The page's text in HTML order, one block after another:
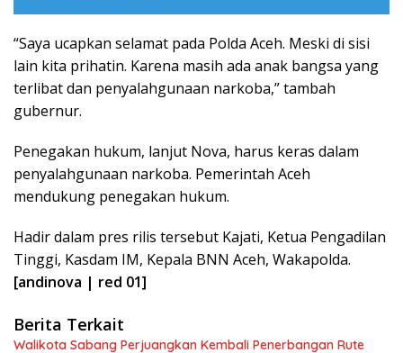
“Saya ucapkan selamat pada Polda Aceh. Meski di sisi
lain kita prihatin. Karena masih ada anak bangsa yang
terlibat dan penyalahgunaan narkoba,” tambah
gubernur.
Penegakan hukum, lanjut Nova, harus keras dalam
penyalahgunaan narkoba. Pemerintah Aceh
mendukung penegakan hukum.
Hadir dalam pres rilis tersebut Kajati, Ketua Pengadilan
Tinggi, Kasdam IM, Kepala BNN Aceh, Wakapolda.
[andinova | red 01]
Berita Terkait
Walikota Sabang Perjuangkan Kembali Penerbangan Rute